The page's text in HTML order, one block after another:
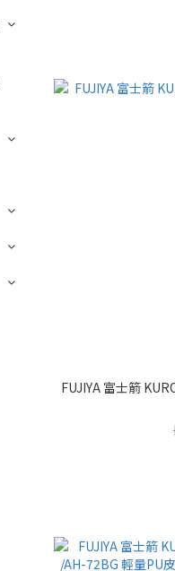
FUJIYA 富士箭